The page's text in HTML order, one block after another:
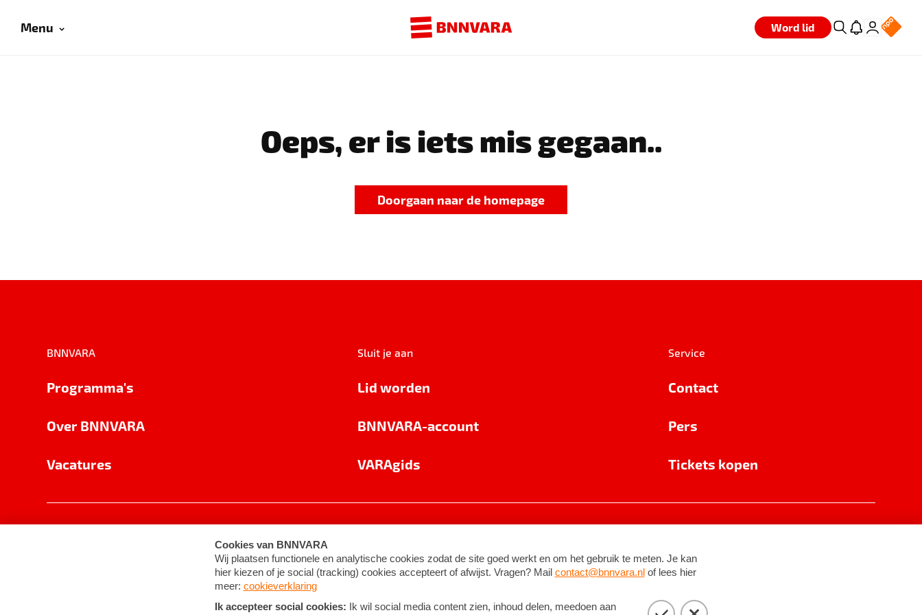
Menu Word lid
Oeps, er is iets mis gegaan..
Doorgaan naar de homepage
BNNVARA
Programma's
Over BNNVARA
Vacatures
Sluit je aan
Lid worden
BNNVARA-account
VARAgids
Service
Contact
Pers
Tickets kopen
Cookie-instellingen Algemene voorwaarden ©2026BNNVARA